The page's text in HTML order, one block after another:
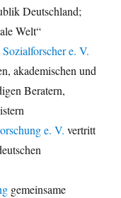
Deutschland;
Welt“
e. V.
akademischen und
Beratern,
e. V. vertritt
gemeinsame